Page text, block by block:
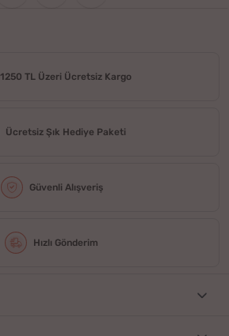
1250 TL Üzeri Ücretsiz Kargo
Ücretsiz Şık Hediye Paketi
Güvenli Alışveriş
Hızlı Gönderim